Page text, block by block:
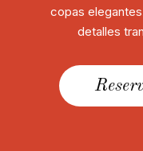
copas
detalles